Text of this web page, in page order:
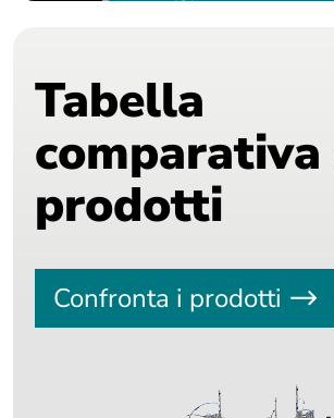
Tabella
comparativa
prodotti
Confronta i prodotti